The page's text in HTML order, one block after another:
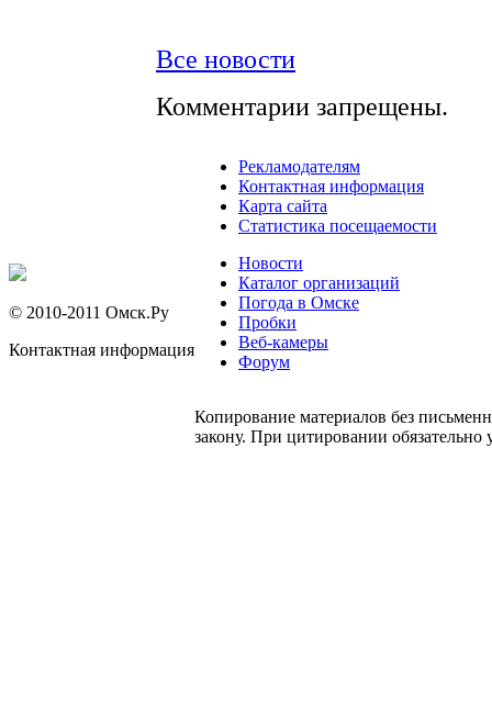
Все новости
Комментарии запрещены.
© 2010-2011 Омск.Ру
Контактная информация
Рекламодателям
Контактная информация
Карта сайта
Статистика посещаемости
Новости
Каталог организаций
Погода в Омске
Пробки
Веб-камеры
Форум
Копирование материалов без
закону. При цитировании